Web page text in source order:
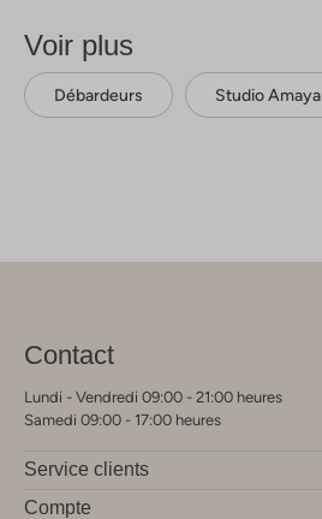
Voir plus
Débardeurs Studio Amaya
Contact
Lundi - Vendredi 09:00 - 21:00 heures
Samedi 09:00 - 17:00 heures
Service clients
Compte